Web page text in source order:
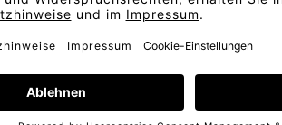
Kostenlose Lieferung